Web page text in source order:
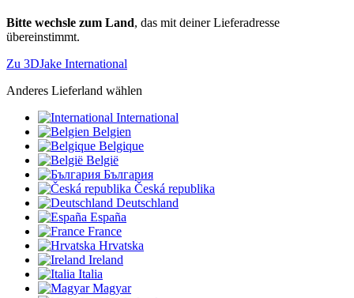
Bitte wechsle zum Land, das mit deiner Lieferadresse
übereinstimmt.
Zu 3DJake International
Anderes Lieferland wählen
International
Belgien
Belgique
België
България
Česká republika
Deutschland
España
France
Hrvatska
Ireland
Italia
Magyar